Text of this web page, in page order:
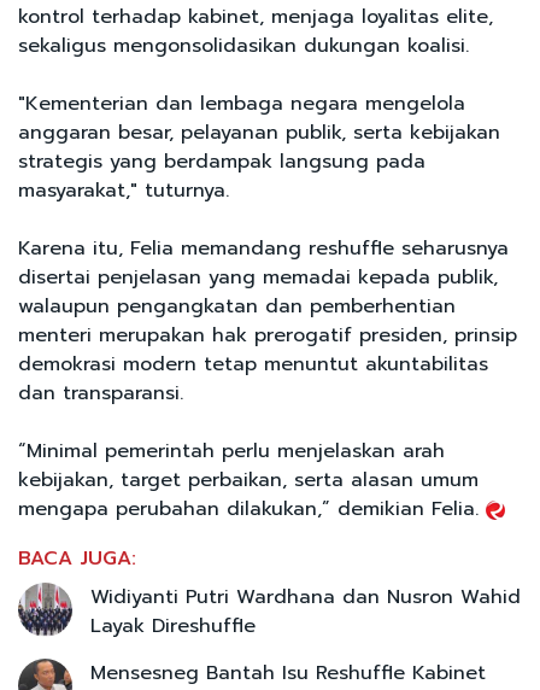
kontrol terhadap kabinet, menjaga loyalitas elite,
sekaligus mengonsolidasikan dukungan koalisi.
"Kementerian dan lembaga negara mengelola
anggaran besar, pelayanan publik, serta kebijakan
strategis yang berdampak langsung pada
masyarakat," tuturnya.
Karena itu, Felia memandang reshuffle seharusnya
disertai penjelasan yang memadai kepada publik,
walaupun pengangkatan dan pemberhentian
menteri merupakan hak prerogatif presiden, prinsip
demokrasi modern tetap menuntut akuntabilitas
dan transparansi.
“Minimal pemerintah perlu menjelaskan arah
kebijakan, target perbaikan, serta alasan umum
mengapa perubahan dilakukan,” demikian Felia.
BACA JUGA:
Widiyanti Putri Wardhana dan Nusron Wahid
Layak Direshuffle
Mensesneg Bantah Isu Reshuffle Kabinet